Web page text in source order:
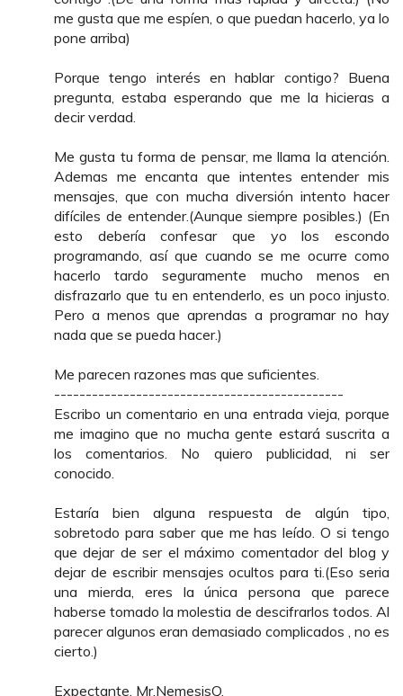
me gusta que me espíen, o que puedan hacerlo, ya lo
pone arriba)
Porque tengo interés en hablar contigo? Buena
pregunta, estaba esperando que me la hicieras a
decir verdad.
Me gusta tu forma de pensar, me llama la atención.
Ademas me encanta que intentes entender mis
mensajes, que con mucha diversión intento hacer
difíciles de entender.(Aunque siempre posibles.) (En
esto debería confesar que yo los escondo
programando, así que cuando se me ocurre como
hacerlo tardo seguramente mucho menos en
disfrazarlo que tu en entenderlo, es un poco injusto.
Pero a menos que aprendas a programar no hay
nada que se pueda hacer.)
Me parecen razones mas que suficientes.
----------------------------------------------
Escribo un comentario en una entrada vieja, porque
me imagino que no mucha gente estará suscrita a
los comentarios. No quiero publicidad, ni ser
conocido.
Estaría bien alguna respuesta de algún tipo,
sobretodo para saber que me has leído. O si tengo
que dejar de ser el máximo comentador del blog y
dejar de escribir mensajes ocultos para ti.(Eso seria
una mierda, eres la única persona que parece
haberse tomado la molestia de descifrarlos todos. Al
parecer algunos eran demasiado complicados , no es
cierto.)
Expectante, Mr.NemesisQ.